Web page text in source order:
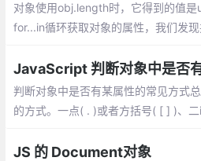
对象使用obj.length时，它得到的值
for...in循环获取对象的属性，我们发现
JavaScript 判断对象中是否
判断对象中是否有某属性的常见方式
的方式。一点( . )或者方括号( [ ] )、
需要结合使用
JS 的 Document对象